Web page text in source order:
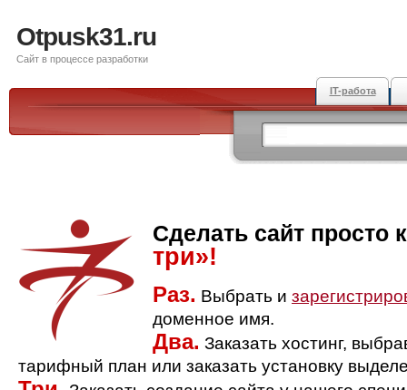
Otpusk31.ru
Сайт в процессе разработки
IT-работа
Сделать сайт просто
три»!
Раз. Выбрать и
доменное имя.
Два. Заказать хостинг,
тарифный план или заказать установку